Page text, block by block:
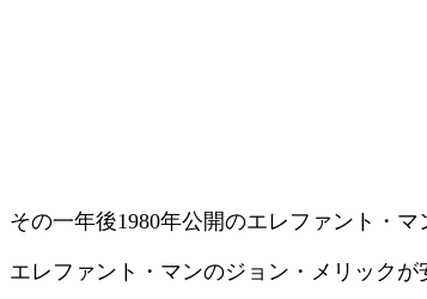
その一年後1980年公開のエレファント・
エレファント・マンのジョン・メリック